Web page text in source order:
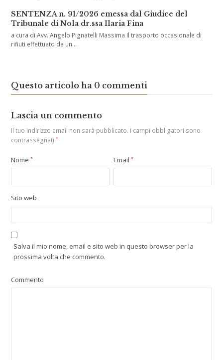
SENTENZA n. 91/2026 emessa dal Giudice del
Tribunale di Nola dr.ssa Ilaria Fina
a cura di Avv. Angelo Pignatelli Massima Il trasporto occasionale di
rifiuti effettuato da un…
Questo articolo ha 0 commenti
Lascia un commento
Il tuo indirizzo email non sarà pubblicato. I campi obbligatori sono
contrassegnati*
Nome* Email*
Sito web
Salva il mio nome, email e sito web in questo browser per la
prossima volta che commento.
Commento